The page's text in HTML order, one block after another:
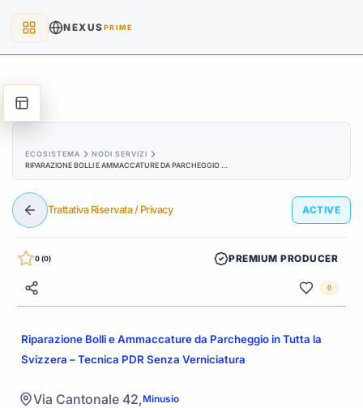
NEXUS PRIME
ECOSISTEMA
NODI SERVIZI
Trattativa Riservata / Privacy ACTIVE
Via Cantonale 42,Minusio
Riparazione Bolli e Ammaccature da Parcheggio in Tutta la
Svizzera – Tecnica PDR Senza Verniciatura
0 (0) PREMIUM PRODUCER
0